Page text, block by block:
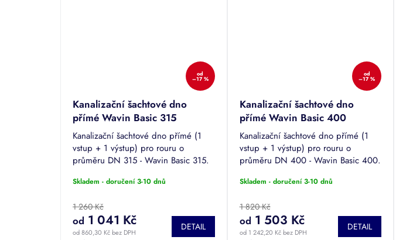
od
–17 %
Kanalizační šachtové dno
přímé Wavin Basic 315
Kanalizační šachtové dno přímé (1
vstup + 1 výstup) pro rouru o
průměru DN 315 - Wavin Basic 315.
150/160, 200.
Skladem - doručení 3-10 dnů
1 260 Kč
od 860,30 Kč bez DPH
od 1 041 Kč DETAIL
od
–17 %
Kanalizační šachtové dno
přímé Wavin Basic 400
Kanalizační šachtové dno přímé (1
vstup + 1 výstup) pro rouru o
průměru DN 400 - Wavin Basic 400.
150/160, 200.
Skladem - doručení 3-10 dnů
1 820 Kč
od 1 242,20 Kč bez DPH
od 1 503 Kč DETAIL